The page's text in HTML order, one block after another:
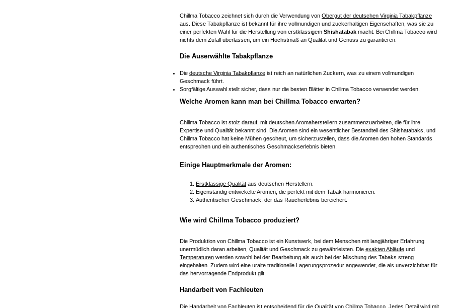
Chillma Tobacco zeichnet sich durch die Verwendung von Obergut der deutschen Virginia Tabakpflanze
aus. Diese Tabakpflanze ist bekannt für ihre vollmundigen und zuckerhaltigen Eigenschaften, was sie zu
einer perfekten Wahl für die Herstellung von erstklassigem Shishatabak macht. Bei Chillma Tobacco wird
nichts dem Zufall überlassen, um ein Höchstmaß an Qualität und Genuss zu garantieren.
Die Auserwählte Tabakpflanze
Die deutsche Virginia Tabakpflanze ist reich an natürlichen Zuckern, was zu einem vollmundigen
Geschmack führt.
Sorgfältige Auswahl stellt sicher, dass nur die besten Blätter in Chillma Tobacco verwendet werden.
Welche Aromen kann man bei Chillma Tobacco erwarten?
Chillma Tobacco ist stolz darauf, mit deutschen Aromaherstellern zusammenzuarbeiten, die für ihre
Expertise und Qualität bekannt sind. Die Aromen sind ein wesentlicher Bestandteil des Shishatabaks, und
Chillma Tobacco hat keine Mühen gescheut, um sicherzustellen, dass die Aromen den hohen Standards
entsprechen und ein authentisches Geschmackserlebnis bieten.
Einige Hauptmerkmale der Aromen:
Erstklassige Qualität aus deutschen Herstellern.
Eigenständig entwickelte Aromen, die perfekt mit dem Tabak harmonieren.
Authentischer Geschmack, der das Raucherlebnis bereichert.
Wie wird Chillma Tobacco produziert?
Die Produktion von Chillma Tobacco ist ein Kunstwerk, bei dem Menschen mit langjähriger Erfahrung
unermüdlich daran arbeiten, Qualität und Geschmack zu gewährleisten. Die exakten Abläufe und
Temperaturen werden sowohl bei der Bearbeitung als auch bei der Mischung des Tabaks streng
eingehalten. Zudem wird eine uralte traditionelle Lagerungsprozedur angewendet, die als unverzichtbar für
das hervorragende Endprodukt gilt.
Handarbeit von Fachleuten
Die Handarbeit von Fachleuten ist entscheidend für die Qualität von Chillma Tobacco. Jedes Detail wird mit